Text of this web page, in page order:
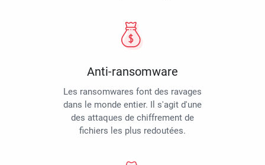
Anti-ransomware
Les ransomwares font des ravages
dans le monde entier. Il s'agit d'une
des attaques de chiffrement de
fichiers les plus redoutées.